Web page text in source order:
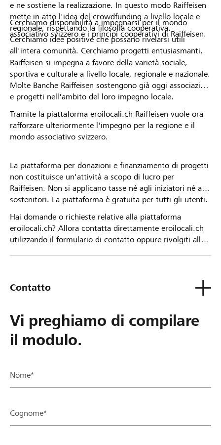
e ne sostiene la realizzazione. In questo modo Raiffeisen
mette in atto l'idea del crowdfunding a livello locale e
regionale, rispettando la filosofia cooperativa.
Cerchiamo idee positive che possano rivelarsi utili
all'intera comunità. Cerchiamo progetti entusiasmanti.
Cerchiamo disponibilità a impegnarsi per il mondo
associativo svizzero e i principi cooperativi di Raiffeisen.
Raiffeisen si impegna a favore della varietà sociale,
sportiva e culturale a livello locale, regionale e nazionale.
Molte Banche Raiffeisen sostengono già oggi associazioni
e progetti nell'ambito del loro impegno locale.
Tramite la piattaforma eroilocali.ch Raiffeisen vuole ora
rafforzare ulteriormente l'impegno per la regione e il
mondo associativo svizzero.
La piattaforma per donazioni e finanziamento di progetti
non costituisce un'attività a scopo di lucro per
Raiffeisen. Non si applicano tasse né agli iniziatori né ai
sostenitori. La piattaforma è gratuita per tutti gli utenti.
Hai domande o richieste relative alla piattaforma
eroilocali.ch? Allora contatta direttamente eroilocali.ch
utilizzando il formulario di contatto oppure rivolgiti alla
Contatto
Vi preghiamo di compilare
il modulo.
Nome*
Cognome*